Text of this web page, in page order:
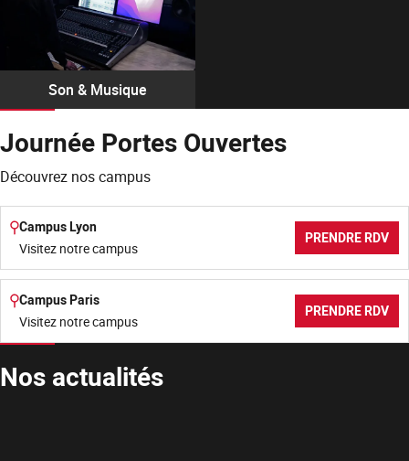
Son & Musique
Journée Portes Ouvertes
Découvrez nos campus
Campus Lyon
Visitez notre campus
PRENDRE RDV
Campus Paris
Visitez notre campus
PRENDRE RDV
Nos actualités